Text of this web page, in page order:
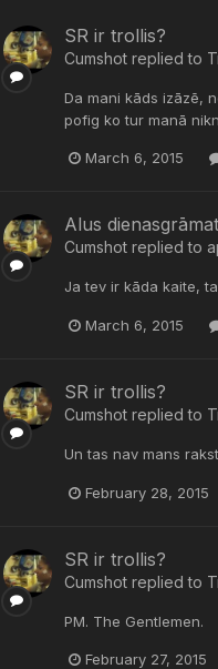
SR ir trollis?
Cumshot replied to
Da mani kāds izāzē,
pofig ko tur manā
March 6, 2015
Alus
Cumshot replied to
Ja tev ir kāda kaite,
March 6, 2015
SR ir trollis?
Cumshot replied to
Un tas nav mans
February 28, 2015
SR ir trollis?
Cumshot replied to
PM. The Gentlemen.
February 27, 2015